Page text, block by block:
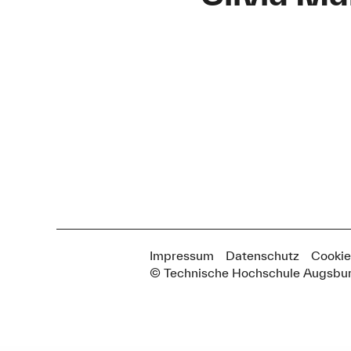
Impressum Datenschutz
© Technische Hochschule